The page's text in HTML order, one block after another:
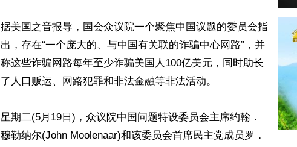
据美国之音报导，国会众议院一个聚焦中国议题的委员会指
出，存在“一个庞大的、与中国有关联的诈骗中心网路”，并
称这些诈骗网路每年至少诈骗美国人100亿美元，同时助长
了人口贩运、网路犯罪和非法金融等非法活动。
星期二(5月19日)，众议院中国问题特设委员会主席约翰．
穆勒纳尔(John Moolenaar)和该委员会首席民主党成员罗．